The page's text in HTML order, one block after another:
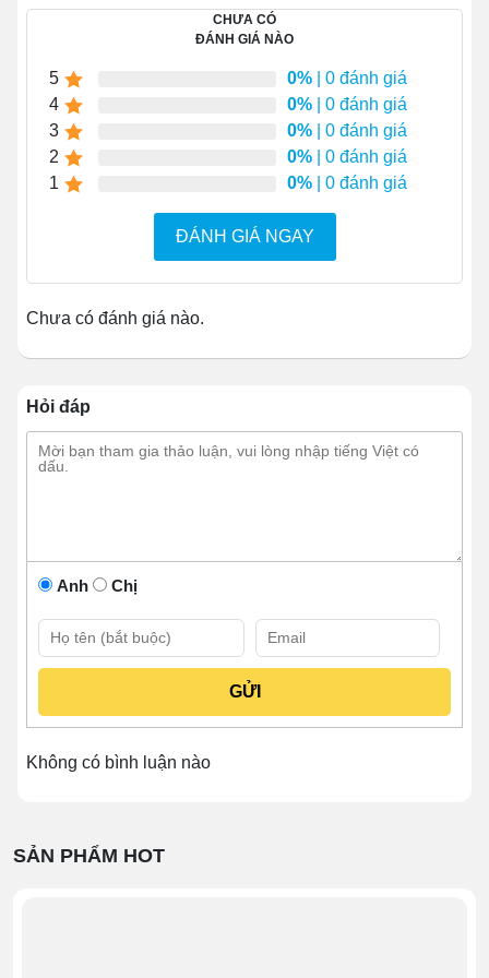
inox bên hông xe, sau đó kéo theo phương ngược
lại với thân xe rồi chỉnh hướng phù hợp để di
chuyển phương tiện tới điểm bán. Khi tới điểm
bán, cần chốt khóa bánh lại để đảm bảoxe bánh
mì
không bị trượt trong quá trình bán hàng.
Khám phá kết cấu Xe đẩy bán
bánh mì Que mái bằng 1m2
# Thiết kế tổng quan
Mái cheđược thiết kế dạng mái bằng giúp ngăn
các yếu tố ngoại cảnh như nắng, mưa,... tác động
Khung xe
không chỉ cứng cáp, chắc chắn mà còn bền bỉ,
CHƯA CÓ
ĐÁNH GIÁ NÀO
5 0% | 0 đánh giá
4
0% | 0 đánh giá
3
0% | 0 đánh giá
2
0% | 0 đánh giá
1
0% | 0 đánh giá
ĐÁNH GIÁ NGAY
Chưa có đánh giá nào.
Hỏi đáp
Anh Chị
Không có bình luận nào
SẢN PHẨM HOT